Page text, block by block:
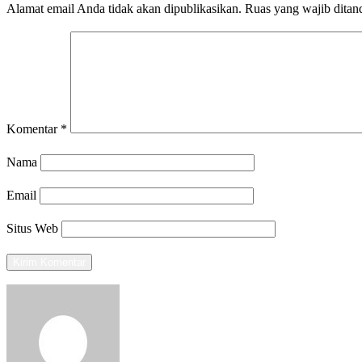
Alamat email Anda tidak akan dipublikasikan. Ruas yang wajib
Komentar *
Nama
Email
Situs Web